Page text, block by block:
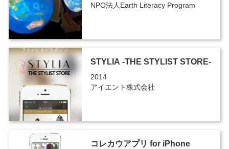
NPO法人Earth Literacy Program
STYLIA -THE STYLIST STORE-
2014
アイエント株式会社
コレカウアプリ for iPhone